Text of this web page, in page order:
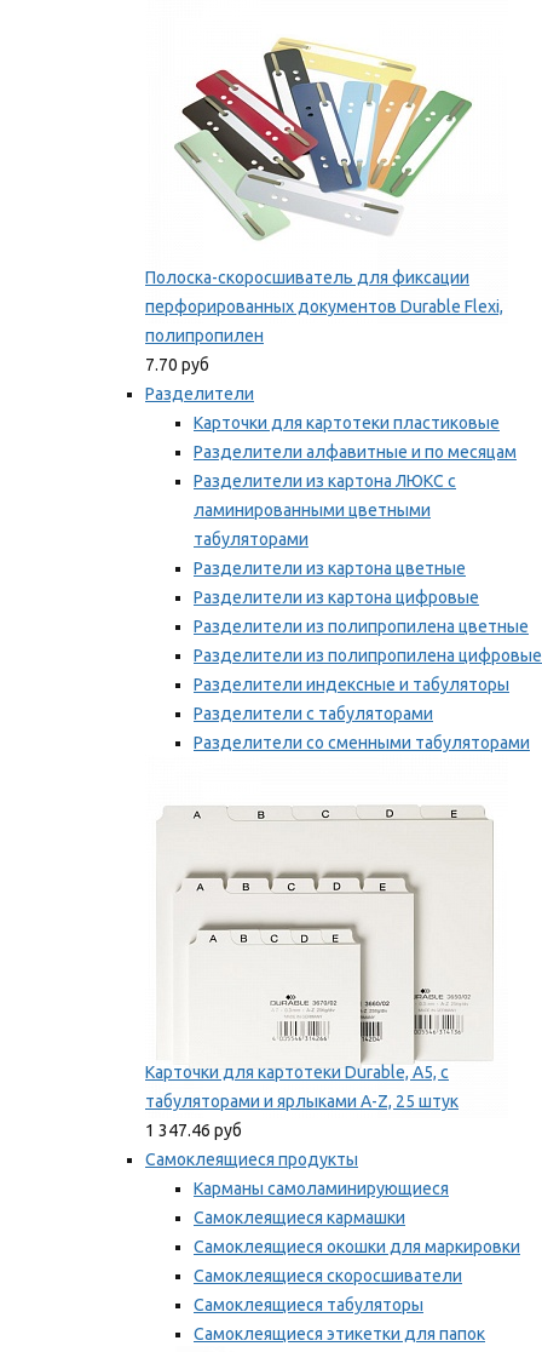
Полоска-скоросшиватель для фиксации
перфорированных документов Durable Flexi,
полипропилен
7.70 руб
Разделители
Карточки для картотеки пластиковые
Разделители алфавитные и по месяцам
Разделители из картона ЛЮКС с
ламинированными цветными
табуляторами
Разделители из картона цветные
Разделители из картона цифровые
Разделители из полипропилена цветные
Разделители из полипропилена цифровые
Разделители индексные и табуляторы
Разделители с табуляторами
Разделители со сменными табуляторами
Карточки для картотеки Durable, A5, с
табуляторами и ярлыками A-Z, 25 штук
1 347.46 руб
Самоклеящиеся продукты
Карманы самоламинирующиеся
Самоклеящиеся кармашки
Самоклеящиеся окошки для маркировки
Самоклеящиеся скоросшиватели
Самоклеящиеся табуляторы
Самоклеящиеся этикетки для папок